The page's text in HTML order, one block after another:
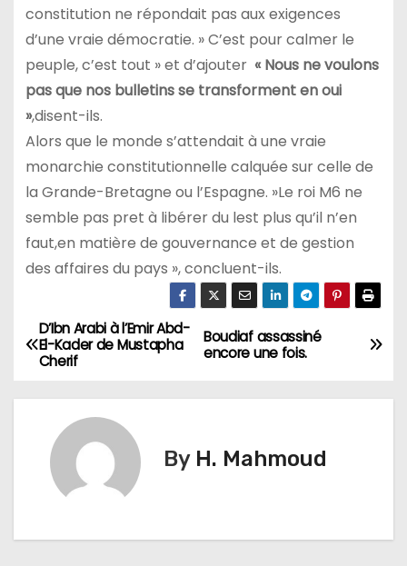
constitution ne répondait pas aux exigences
d’une vraie démocratie. » C’est pour calmer le
peuple, c’est tout » et d’ajouter « Nous ne voulons
pas que nos bulletins se transforment en oui
»,disent-ils.
Alors que le monde s’attendait à une vraie
monarchie constitutionnelle calquée sur celle de
la Grande-Bretagne ou l’Espagne. »Le roi M6 ne
semble pas pret à libérer du lest plus qu’il n’en
faut,en matière de gouvernance et de gestion
des affaires du pays », concluent-ils.
N
Boudiaf assassiné
encore une fois.
D’Ibn Arabi à l’Emir Abd-
El-Kader de Mustapha
Cherif
By H. Mahmoud